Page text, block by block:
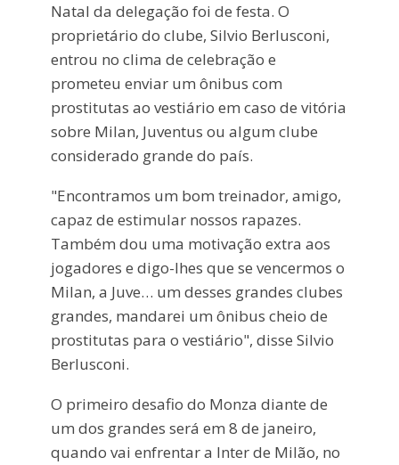
Natal da delegação foi de festa. O
proprietário do clube, Silvio Berlusconi,
entrou no clima de celebração e
prometeu enviar um ônibus com
prostitutas ao vestiário em caso de vitória
sobre Milan, Juventus ou algum clube
considerado grande do país.
"Encontramos um bom treinador, amigo,
capaz de estimular nossos rapazes.
Também dou uma motivação extra aos
jogadores e digo-lhes que se vencermos o
Milan, a Juve… um desses grandes clubes
grandes, mandarei um ônibus cheio de
prostitutas para o vestiário", disse Silvio
Berlusconi.
O primeiro desafio do Monza diante de
um dos grandes será em 8 de janeiro,
quando vai enfrentar a Inter de Milão, no